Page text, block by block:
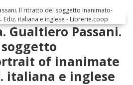
Gualtiero Passani.
of inanimate
italiana e inglese